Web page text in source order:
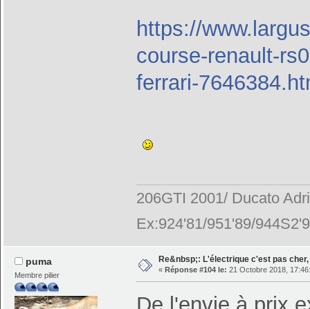
https://
course-renault-
ferrari-
206GTI 2001/ Ducato
Ex:924'81/951'89/
puma
Membre pilier
Re&nbsp;: L'électrique c'est pas
« Réponse #104 le: 21 Octobre 2018,